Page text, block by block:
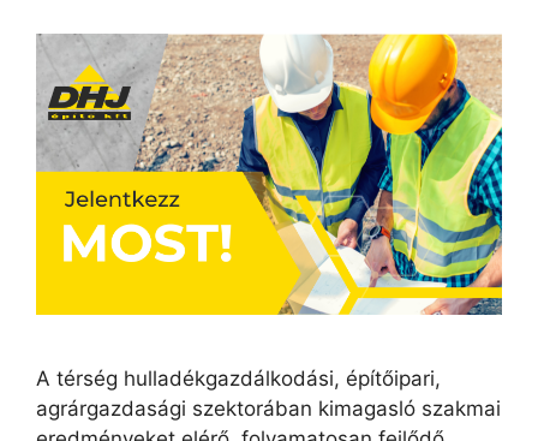
A térség hulladékgazdálkodási, építőipari,
agrárgazdasági szektorában kimagasló szakmai